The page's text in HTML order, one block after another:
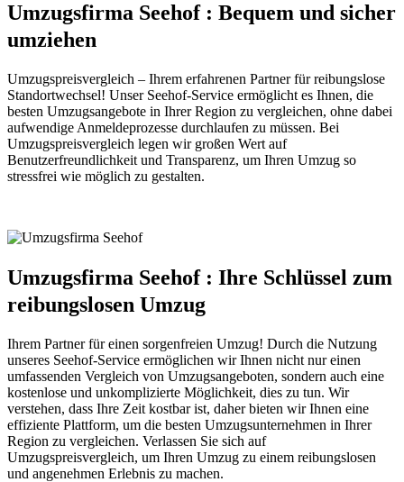
Umzugsfirma Seehof : Bequem und sicher
umziehen
Umzugspreisvergleich – Ihrem erfahrenen Partner für reibungslose
Standortwechsel! Unser Seehof-Service ermöglicht es Ihnen, die
besten Umzugsangebote in Ihrer Region zu vergleichen, ohne dabei
aufwendige Anmeldeprozesse durchlaufen zu müssen. Bei
Umzugspreisvergleich legen wir großen Wert auf
Benutzerfreundlichkeit und Transparenz, um Ihren Umzug so
stressfrei wie möglich zu gestalten.
Umzugsfirma Seehof : Ihre Schlüssel zum
reibungslosen Umzug
Ihrem Partner für einen sorgenfreien Umzug! Durch die Nutzung
unseres Seehof-Service ermöglichen wir Ihnen nicht nur einen
umfassenden Vergleich von Umzugsangeboten, sondern auch eine
kostenlose und unkomplizierte Möglichkeit, dies zu tun. Wir
verstehen, dass Ihre Zeit kostbar ist, daher bieten wir Ihnen eine
effiziente Plattform, um die besten Umzugsunternehmen in Ihrer
Region zu vergleichen. Verlassen Sie sich auf
Umzugspreisvergleich, um Ihren Umzug zu einem reibungslosen
und angenehmen Erlebnis zu machen.